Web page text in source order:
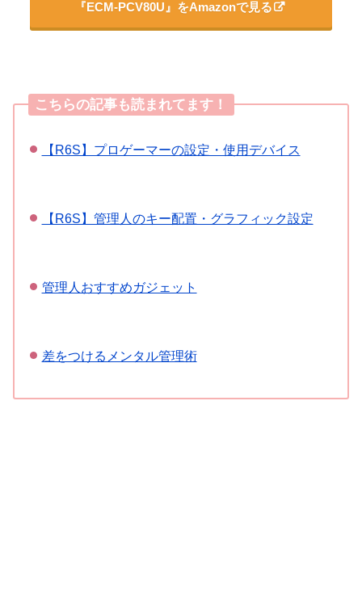
『ECM-PCV80U』をAmazonで見る
こちらの記事も読まれてます！
【R6S】プロゲーマーの設定・使用デバイス
【R6S】管理人のキー配置・グラフィック設定
管理人おすすめガジェット
差をつけるメンタル管理術